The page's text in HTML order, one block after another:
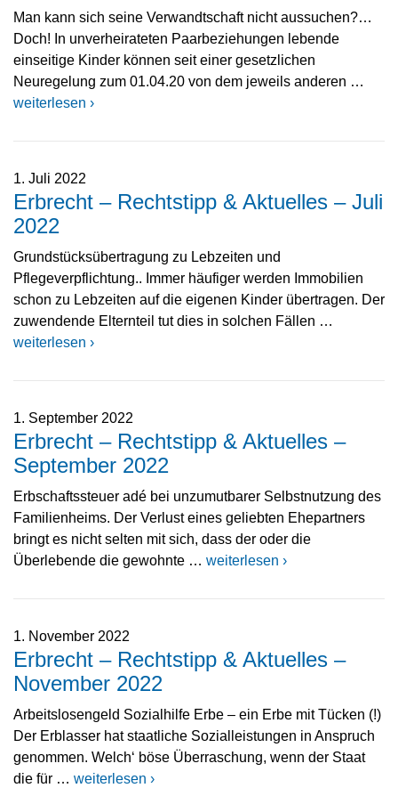
Man kann sich seine Verwandtschaft nicht aussuchen?…
Doch! In unverheirateten Paarbeziehungen lebende
einseitige Kinder können seit einer gesetzlichen
Neuregelung zum 01.04.20 von dem jeweils anderen …
weiterlesen ›
1. Juli 2022
Erbrecht – Rechtstipp & Aktuelles – Juli
2022
Grundstücksübertragung zu Lebzeiten und
Pflegeverpflichtung.. Immer häufiger werden Immobilien
schon zu Lebzeiten auf die eigenen Kinder übertragen. Der
zuwendende Elternteil tut dies in solchen Fällen …
weiterlesen ›
1. September 2022
Erbrecht – Rechtstipp & Aktuelles –
September 2022
Erbschaftssteuer adé bei unzumutbarer Selbstnutzung des
Familienheims. Der Verlust eines geliebten Ehepartners
bringt es nicht selten mit sich, dass der oder die
Überlebende die gewohnte … weiterlesen ›
1. November 2022
Erbrecht – Rechtstipp & Aktuelles –
November 2022
Arbeitslosengeld Sozialhilfe Erbe – ein Erbe mit Tücken (!)
Der Erblasser hat staatliche Sozialleistungen in Anspruch
genommen. Welch‘ böse Überraschung, wenn der Staat
die für … weiterlesen ›